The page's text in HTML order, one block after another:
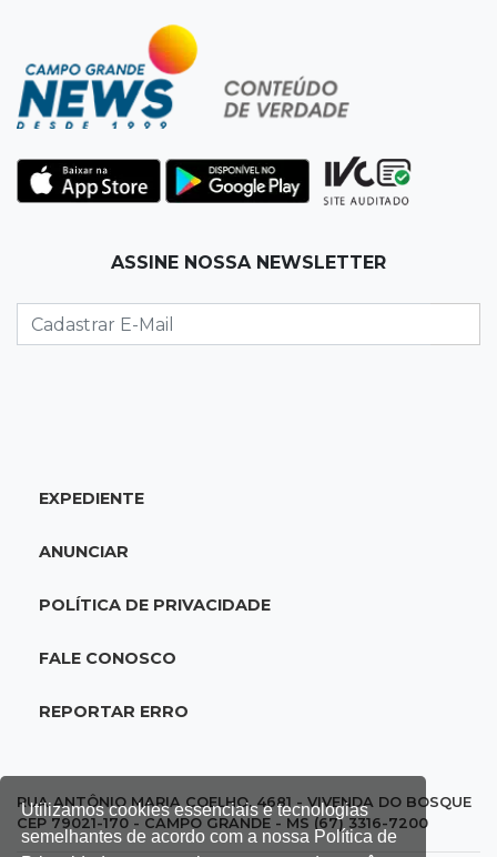
Utilizamos cookies essenciais e tecnologias
semelhantes de acordo com a nossa Política de
Jardim Itatiaia
Vigia é amarrado durante roubo de carro e
dois caminhões em pátio
Corinthians vence Bragantino por 2 a 0 e sobe
para 7º no Brasileirão
Na Vila Belmiro
lugar no Brasileirão
18:33Em 2022
adolescente atropelada no Amazonas
Palmeiras e Inter ficam no 0 a 0 pela 22ª
1% da população de pets na Capital
ASSINE NOSSA NEWSLETTER
EXPEDIENTE
ANUNCIAR
POLÍTICA DE PRIVACIDADE
FALE CONOSCO
REPORTAR ERRO
RUA ANTÔNIO MARIA COELHO, 4681 - VIVENDA DO BOSQUE
CEP 79021-170 - CAMPO GRANDE - MS (67) 3316-7200